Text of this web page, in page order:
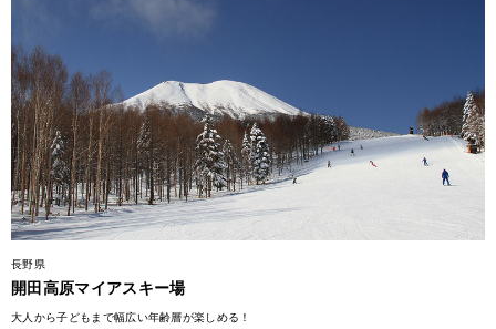
長野県
開田高原マイアスキー場
大人から子どもまで幅広い年齢層が楽しめる！